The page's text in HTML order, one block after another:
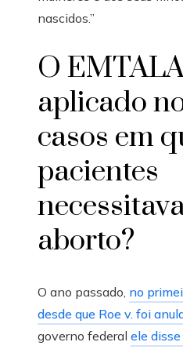
nascidos.”
O
aplicado
casos em
pacientes
aborto?
O ano passado, no
desde que Roe v. foi
governo federal ele